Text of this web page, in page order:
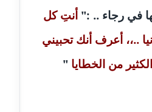
في رجاء .. :" أنتِ كل
..،، أعرف أنك تحبيني
من الخطايا "